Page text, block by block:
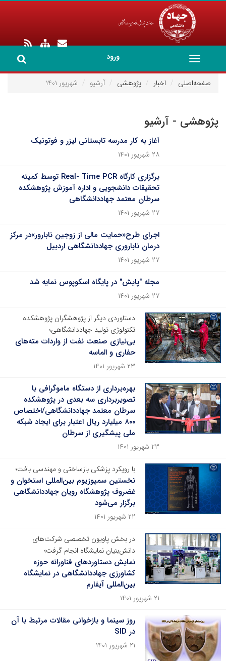
ورود
Toggle
navigation
صفحه‌اصلی
اخبار پژوهشی آرشیو شهریور ۱۴۰۱
پژوهشی - آرشیو
آغاز به کار مدرسه تابستانی لیزر و فوتونیک
۲۸ شهریور ۱۴۰۱
برگزاری کارگاه Real- Time PCR توسط کمیته
تحقیقات دانشجویی و اداره آموزش پژوهشکده
سرطان معتمد جهاددانشگاهی
۲۷ شهریور ۱۴۰۱
اجرای طرح«حمایت مالی از زوجین نابارور»در مرکز
درمان ناباروری جهاددانشگاهی اردبیل
۲۷ شهریور ۱۴۰۱
مجله "پایش" در پایگاه اسکوپوس نمایه شد
۲۷ شهریور ۱۴۰۱
دستاوردی دیگر از پژوهشگران پژوهشکده
تکنولوژی تولید جهاددانشگاهی؛
بی‌نیازی صنعت نفت از واردات مته‌های
حفاری و الماسه
۲۳ شهریور ۱۴۰۱
بهره‌برداری از دستگاه ماموگرافی با
تصویربرداری سه بعدی در پژوهشکده
سرطان معتمد جهاددانشگاهی/اختصاص
۸۰۰ میلیارد ریال اعتبار برای ایجاد شبکه
ملی پیشگیری از سرطان
۲۳ شهریور ۱۴۰۱
با رویکرد پزشکی بازساختی و مهندسی بافت؛
نخستین سمپوزیوم بین‌المللی استخوان و
غضروف پژوهشگاه رویان جهاددانشگاهی
برگزار می‌شود
۲۲ شهریور ۱۴۰۱
در بخش پاویون تخصصی شرکت‌های
دانش‌بنیان نمایشگاه انجام گرفت؛
نمایش دستاوردهای فناورانه حوزه
کشاورزی جهاددانشگاهی در نمایشگاه
بین‌المللی آیفارم
۲۱ شهریور ۱۴۰۱
روز سینما و بازخوانی مقالات مرتبط با آن
در SID
۲۱ شهریور ۱۴۰۱